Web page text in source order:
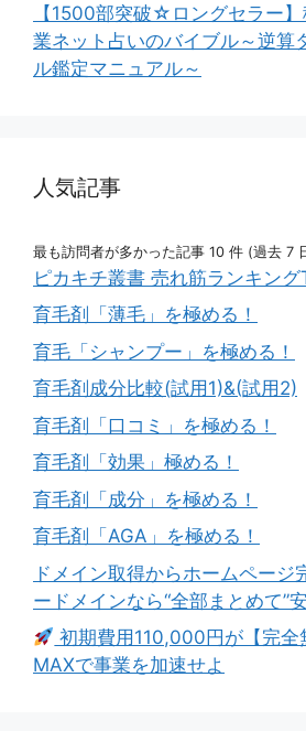
【1500部突破☆ロングセラー
業ネット占いのバイブル～逆算
ル鑑定マニュアル～
人気記事
最も訪問者が多かった記事 10 件 (過去 7
ピカキチ叢書 売れ筋ランキング
育毛剤「薄毛」を極める！
育毛「シャンプー」を極める！
育毛剤成分比較(試用1)&(試用2)
育毛剤「口コミ」を極める！
育毛剤「効果」極める！
育毛剤「成分」を極める！
育毛剤「AGA」を極める！
ドメイン取得からホームページ
ードメインなら“全部まとめて”
初期費用110,000円が【完
MAXで事業を加速せよ